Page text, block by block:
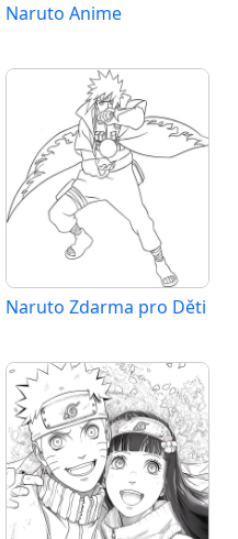
Naruto Anime
Naruto Zdarma pro Děti